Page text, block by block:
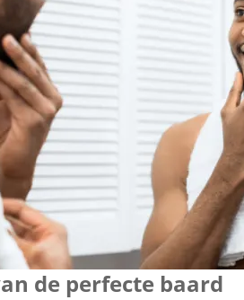
de perfecte baard